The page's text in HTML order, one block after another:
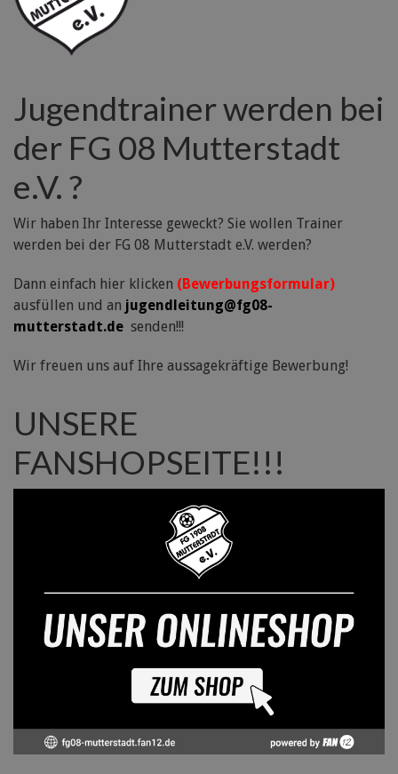
Jugendtrainer werden bei
der FG 08 Mutterstadt
e.V. ?
Wir haben Ihr Interesse geweckt? Sie wollen Trainer
werden bei der FG 08 Mutterstadt e.V. werden?
Dann einfach hier klicken (Bewerbungsformular)
ausfüllen und an jugendleitung@fg08-
mutterstadt.de senden!!!
Wir freuen uns auf Ihre aussagekräftige Bewerbung!
UNSERE
FANSHOPSEITE!!!